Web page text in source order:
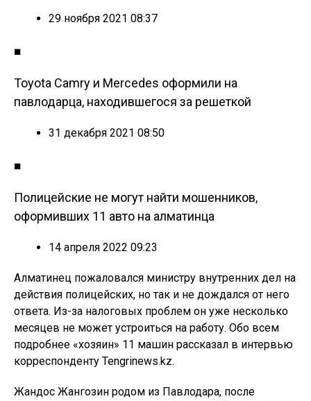
29 ноября 2021 08:37
■
Toyota Camry и Mercedes оформили на
павлодарца, находившегося за решеткой
31 декабря 2021 08:50
■
Полицейские не могут найти мошенников,
оформивших 11 авто на алматинца
14 апреля 2022 09:23
Алматинец пожаловался министру внутренних дел на
действия полицейских, но так и не дождался от него
ответа. Из-за налоговых проблем он уже несколько
месяцев не может устроиться на работу. Обо всем
подробнее «хозяин» 11 машин рассказал в интервью
корреспонденту Tengrinews.kz.
Жандос Жангозин родом из Павлодара, после